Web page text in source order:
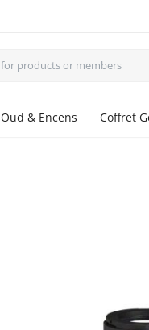
Oud & Encens Coffret